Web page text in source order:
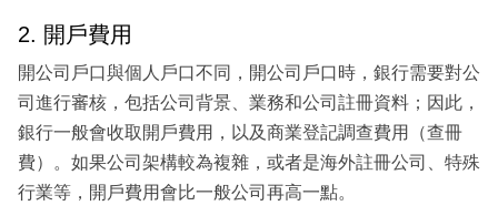
2. 開戶費用
開公司戶口與個人戶口不同，開公司戶口時，銀行需要對公
司進行審核，包括公司背景、業務和公司註冊資料；因此，
銀行一般會收取開戶費用，以及商業登記調查費用（查冊
費）。如果公司架構較為複雜，或者是海外註冊公司、特殊
行業等，開戶費用會比一般公司再高一點。